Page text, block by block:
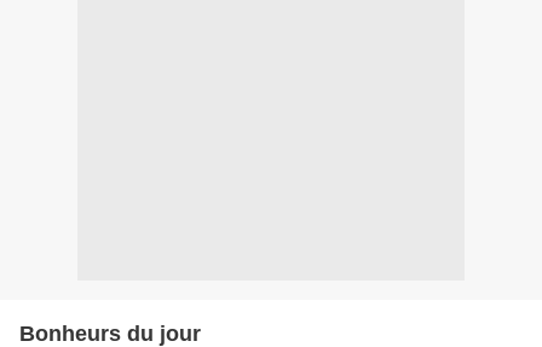
Bonheurs du jour